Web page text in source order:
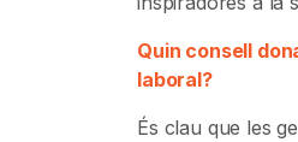
Quin consell
laboral?
És clau que les